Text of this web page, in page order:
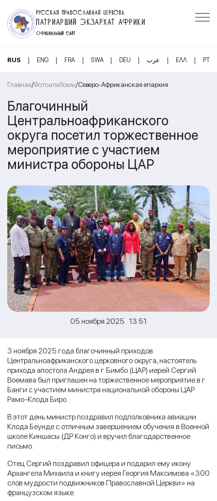
РУССКАЯ ПРАВОСЛАВНАЯ ЦЕРКОВЬ
ПАТРИАРШИЙ ЭКЗАРХАТ АФРИКИ
ОФИЦИАЛЬНЫЙ САЙТ
RUS | ENG | FRA | SWA | DEU | عرب | ΕΛΛ | PT
Главная/Фотоальбомы/Северо-Африканская епархия
Благочинный
Центральноафриканского
округа посетил торжественное
мероприятие с участием
министра обороны ЦАР
05 ноября 2025 13:51
3 ноября 2025 года благочинный приходов
Центральноафриканского церковного округа, настоятель
прихода апостола Андрея в г. Бимбо (ЦАР) иерей Сергий
Воемава был приглашен на торжественное мероприятие в г.
Банги с участием министра национальной обороны ЦАР
Рамо-Клода Биро.
В этот день министр поздравил подполковника авиации
Клода Беунде с отличным завершением обучения в Военной
школе Киншасы (ДР Конго) и вручил благодарственное
письмо.
Отец Сергий поздравил офицера и подарил ему икону
Архангела Михаила и книгу иерея Георгия Максимова «300
слов мудрости подвижников Православной Церкви» на
французском языке.